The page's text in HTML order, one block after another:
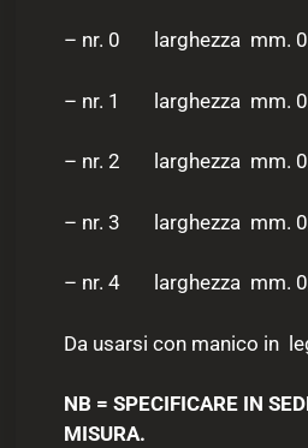
– nr. 0 larghezza mm.
– nr. 1 larghezza mm.
– nr. 2 larghezza mm.
– nr. 3 larghezza mm.
– nr. 4 larghezza mm.
Da usarsi con manico in
NB = SPECIFICARE IN
MISURA.